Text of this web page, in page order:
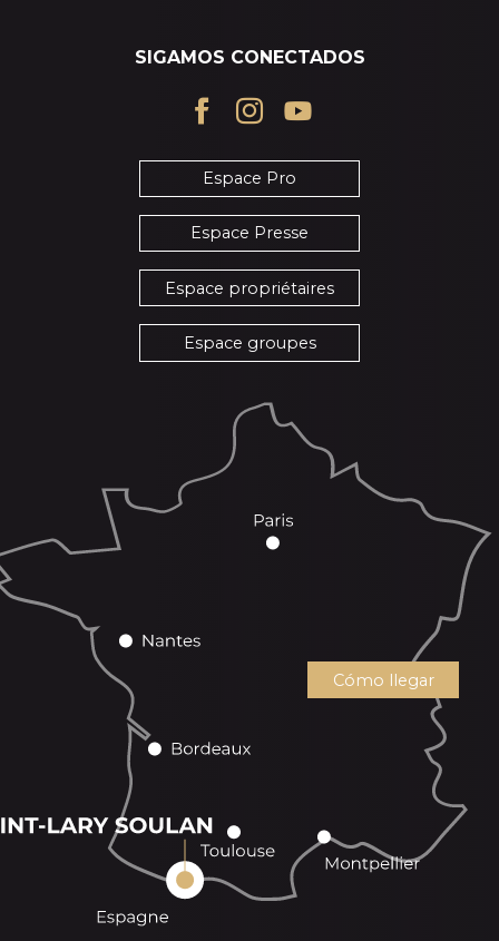
SIGAMOS CONECTADOS
Espace Pro
Espace Presse
Espace propriétaires
Espace groupes
Cómo llegar